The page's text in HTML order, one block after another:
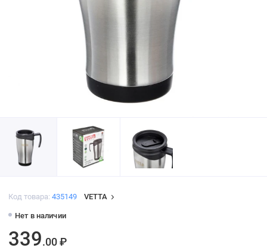
Код товара: 435149 VETTA
Нет в наличии
339.00 ₽